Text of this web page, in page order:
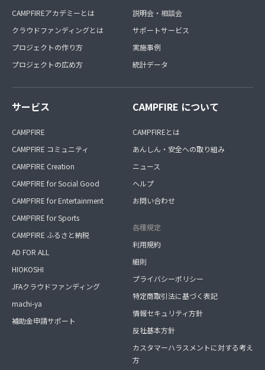
CAMPFIREアカデミーとは
クラウドファンディングとは
プロジェクトの作り方
プロジェクトの広め方
説明会・相談会
サポートサービス
実施事例
統計データ
サービス
CAMPFIRE
CAMPFIRE コミュニティ
CAMPFIRE Creation
CAMPFIRE for Social Good
CAMPFIRE for Entertainment
CAMPFIRE for Sports
CAMPFIRE ふるさと納税
AD FOR ALL
HIOKOSHI
JFAクラウドファンディング
machi-ya
補助金申請サポート
CAMPFIRE について
CAMPFIREとは
あんしん・安全への取り組み
ニュース
ヘルプ
お問い合わせ
各種規定
利用規約
細則
プライバシーポリシー
特定商取引法に基づく表記
情報セキュリティ方針
反社基本方針
カスタマーハラスメントに対する考え
方